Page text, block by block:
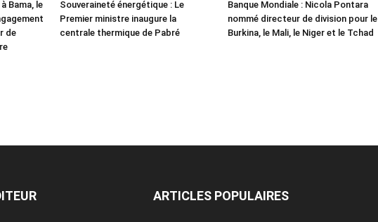
Bama, le
de
Souveraineté énergétique : Le
Premier ministre inaugure la
centrale thermique de Pabré
Banque Mondiale : Nicola Pontara
nommé directeur de division pour le
Burkina, le Mali, le Niger et le Tchad
ARTICLES POPULAIRES